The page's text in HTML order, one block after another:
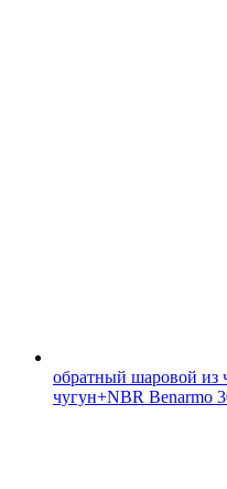
обратный шаровой из
чугун+NBR Benarmo